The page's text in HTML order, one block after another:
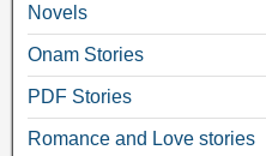
Novels
Onam Stories
PDF Stories
Romance and Love stories